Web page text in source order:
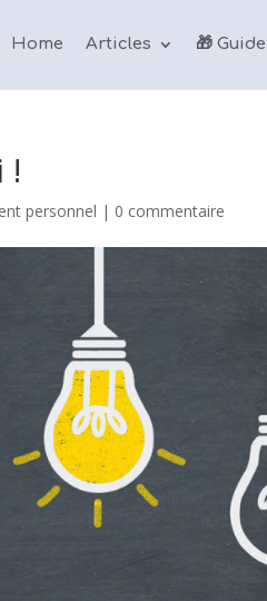
Home Articles 🎁
!
personnel | 0 commentaire